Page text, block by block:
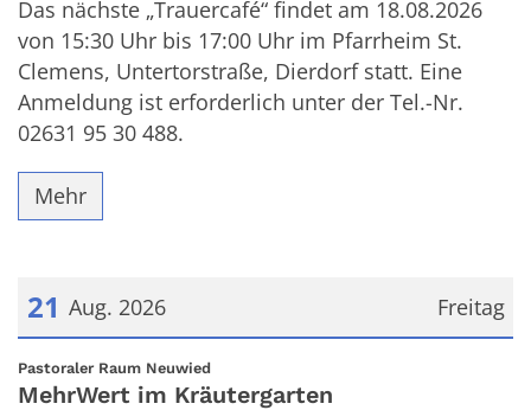
Das nächste „Trauercafé“ findet am 18.08.2026
von 15:30 Uhr bis 17:00 Uhr im Pfarrheim St.
Clemens, Untertorstraße, Dierdorf statt. Eine
Anmeldung ist erforderlich unter der Tel.-Nr.
02631 95 30 488.
Mehr
Freitag
21 Aug. 2026
Datum: 21. August 2026
Pastoraler Raum Neuwied:
MehrWert im Kräutergarten